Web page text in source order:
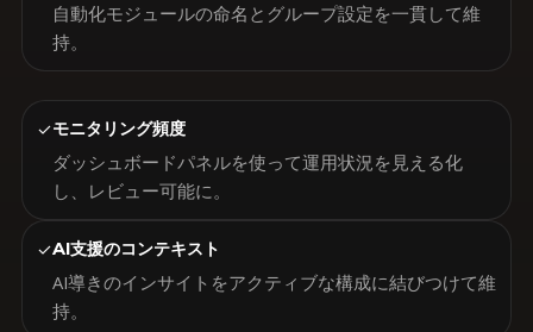
自動化モジュールの命名とグループ設定を一貫して維
持。
✓モニタリング頻度
ダッシュボードパネルを使って運用状況を見える化
し、レビュー可能に。
✓AI支援のコンテキスト
AI導きのインサイトをアクティブな構成に結びつけて維
持。